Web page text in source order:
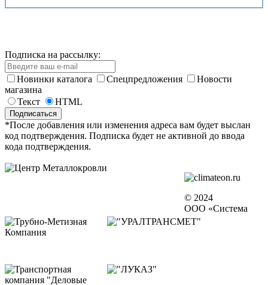
Подписка на рассылку:
Новинки каталога Спецпредложения
Новости
магазина
Текст
HTML
*После добавления или изменения адреса вам будет выслан
код подтверждения. Подписка будет не активной до ввода
кода подтверждения.
© 2024
ООО «Система